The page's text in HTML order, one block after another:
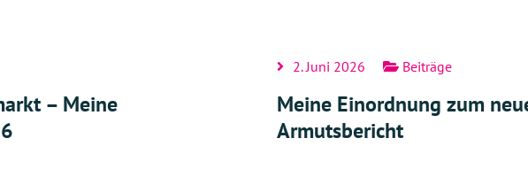
– Meine
2. Juni 2026 Beiträge
Meine Einordnung zum
Armutsbericht